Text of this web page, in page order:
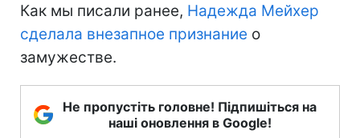
Как мы писали ранее, Надежда Мейхер
сделала внезапное признание о
замужестве.
Не пропустіть головне! Підпишіться на
наші оновлення в Google!